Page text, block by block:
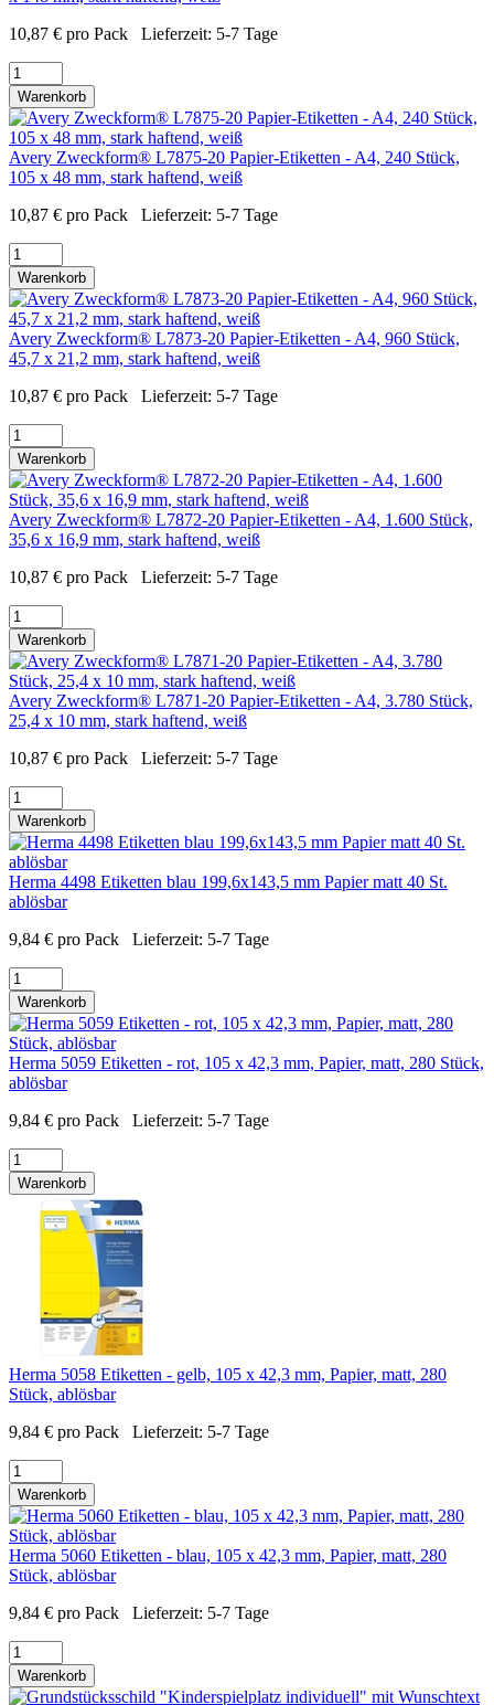
10,87 € pro Pack Lieferzeit: 5-7 Tage
Warenkorb
Avery Zweckform® L7875-20 Papier-Etiketten - A4, 240 Stück,
105 x 48 mm, stark haftend, weiß
10,87 € pro Pack Lieferzeit: 5-7 Tage
Warenkorb
Avery Zweckform® L7873-20 Papier-Etiketten - A4, 960 Stück,
45,7 x 21,2 mm, stark haftend, weiß
10,87 € pro Pack Lieferzeit: 5-7 Tage
Warenkorb
Avery Zweckform® L7872-20 Papier-Etiketten - A4, 1.600 Stück,
35,6 x 16,9 mm, stark haftend, weiß
10,87 € pro Pack Lieferzeit: 5-7 Tage
Warenkorb
Avery Zweckform® L7871-20 Papier-Etiketten - A4, 3.780 Stück,
25,4 x 10 mm, stark haftend, weiß
10,87 € pro Pack Lieferzeit: 5-7 Tage
Warenkorb
Herma 4498 Etiketten blau 199,6x143,5 mm Papier matt 40 St.
ablösbar
9,84 € pro Pack Lieferzeit: 5-7 Tage
Warenkorb
Herma 5059 Etiketten - rot, 105 x 42,3 mm, Papier, matt, 280 Stück,
ablösbar
9,84 € pro Pack Lieferzeit: 5-7 Tage
Warenkorb
Herma 5058 Etiketten - gelb, 105 x 42,3 mm, Papier, matt, 280
Stück, ablösbar
9,84 € pro Pack Lieferzeit: 5-7 Tage
Warenkorb
Herma 5060 Etiketten - blau, 105 x 42,3 mm, Papier, matt, 280
Stück, ablösbar
9,84 € pro Pack Lieferzeit: 5-7 Tage
Warenkorb